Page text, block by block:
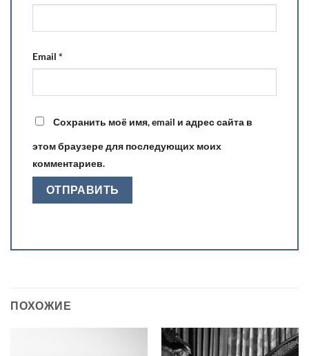
Email *
Сохранить моё имя, email и адрес сайта в
этом браузере для последующих моих
комментариев.
ПОХОЖИЕ